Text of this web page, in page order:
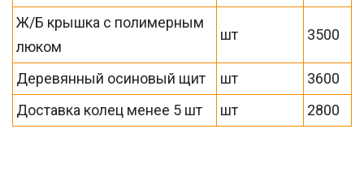
Ж/Б крышка с полимерным
люком
шт 3500
Деревянный осиновый щит шт
3600
Доставка колец менее 5 шт
шт 2800